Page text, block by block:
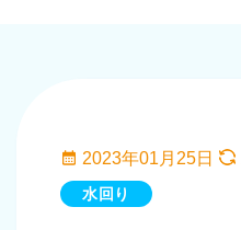
2023年01月25日
水回り